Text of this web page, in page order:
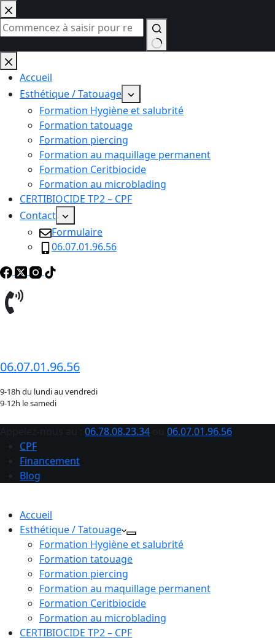
Passer
au
contenu
Aucun
résultatAccueil
Esthétique / Tatouage
Formation Hygiène et salubrité
Formation tatouage
Formation piercing
Formation au maquillage permanent
Formation Ceritbiocide
Formation au microblading
CERTIBIOCIDE TP2 – CPF
Contact
Formulaire
06.07.01.96.56
06.07.01.96.56
9-18h du lundi au vendredi
9-12h le samedi
06.78.08.23.34
06.07.01.96.56
CPF
Financement
Blog
Accueil
Esthétique / Tatouage
Formation Hygiène et salubrité
Formation tatouage
Formation piercing
Formation au maquillage permanent
Formation Ceritbiocide
Formation au microblading
CERTIBIOCIDE TP2 – CPF